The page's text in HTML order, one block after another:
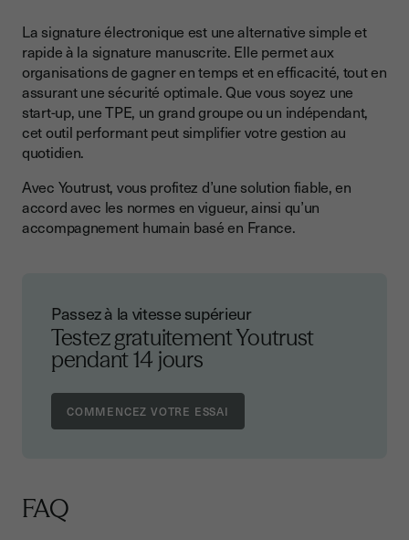
La signature électronique est une alternative simple et
rapide à la signature manuscrite. Elle permet aux
organisations de gagner en temps et en efficacité, tout en
assurant une sécurité optimale. Que vous soyez une
start-up, une TPE, un grand groupe ou un indépendant,
cet outil performant peut simplifier votre gestion au
quotidien.
Avec Youtrust, vous profitez d’une solution fiable, en
accord avec les normes en vigueur, ainsi qu’un
accompagnement humain basé en France.
Passez à la vitesse supérieur
Testez gratuitement Youtrust
pendant 14 jours
FAQ